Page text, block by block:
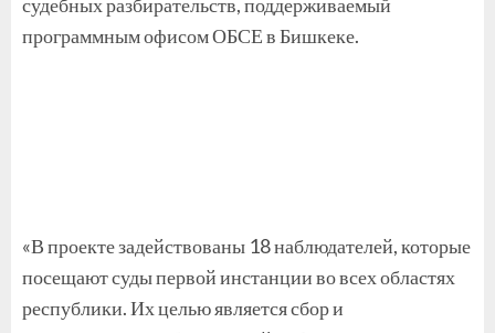
программным офисом ОБСЕ в Бишкеке.
«В проекте задействованы 18 наблюдателей, которые
посещают суды первой инстанции во всех областях
республики. Их целью является сбор и